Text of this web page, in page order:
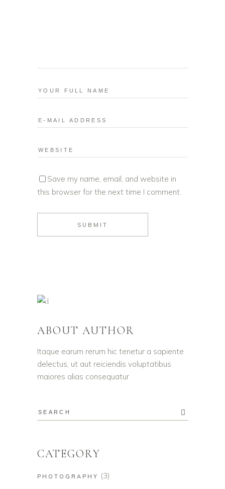
Save my name, email, and website in
this browser for the next time I comment.
ABOUT AUTHOR
Itaque earum rerum hic tenetur a sapiente
delectus, ut aut reiciendis voluptatibus
maiores alias consequatur
CATEGORY
PHOTOGRAPHY (3)